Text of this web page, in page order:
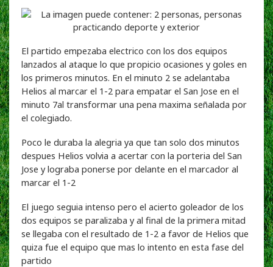
El partido empezaba electrico con los dos equipos
lanzados al ataque lo que propicio ocasiones y goles en
los primeros minutos. En el minuto 2 se adelantaba
Helios al marcar el 1-2 para empatar el San Jose en el
minuto 7al transformar una pena maxima señalada por
el colegiado.
Poco le duraba la alegria ya que tan solo dos minutos
despues Helios volvia a acertar con la porteria del San
Jose y lograba ponerse por delante en el marcador al
marcar el 1-2
El juego seguia intenso pero el acierto goleador de los
dos equipos se paralizaba y al final de la primera mitad
se llegaba con el resultado de 1-2 a favor de Helios que
quiza fue el equipo que mas lo intento en esta fase del
partido